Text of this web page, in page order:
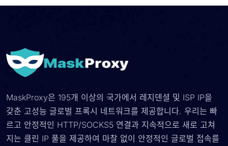
MaskProxy은 195개 이상의 국가에서 레지덴셜 및 ISP IP을
갖춘 고성능 글로벌 프록시 네트워크를 제공합니다. 우리는 빠
르고 안정적인 HTTP/SOCKS5 연결과 지속적으로 새로 고쳐
지는 클린 IP 풀을 제공하여 마찰 없이 안정적인 글로벌 접속를